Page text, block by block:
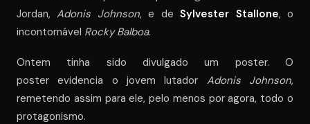
Jordan,Adonis Johnson, e deSylvester Stallone, o
incontornável Rocky Balboa.
Ontem tinha sido divulgado um poster. O
poster evidencia o jovem lutador Adonis Johnson,
remetendo assim para ele, pelo menos por agora, todo o
protagonismo.